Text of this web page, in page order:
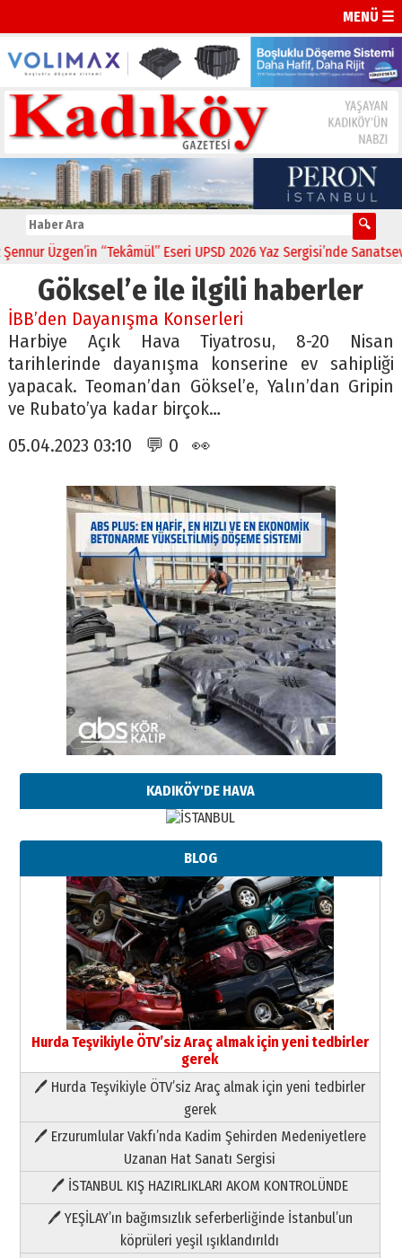
MENÜ ☰
Üzgen’in “Tekâmül” Eseri UPSD 2026 Yaz Sergisi’nde
Göksel’e ile ilgili haberler
İBB’den Dayanışma Konserleri
Harbiye Açık Hava Tiyatrosu, 8-20 Nisan
tarihlerinde dayanışma konserine ev sahipliği
yapacak. Teoman’dan Göksel’e, Yalın’dan Gripin
ve Rubato’ya kadar birçok…
05.04.2023 03:10 💬 0 👀
KADIKÖY'DE HAVA
BLOG
Hurda Teşvikiyle ÖTV’siz Araç almak için yeni tedbirler
gerek
🖊 Hurda Teşvikiyle ÖTV’siz Araç almak için yeni tedbirler
gerek
🖊 Erzurumlular Vakfı’nda Kadim Şehirden Medeniyetlere
Uzanan Hat Sanatı Sergisi
🖊 İSTANBUL KIŞ HAZIRLIKLARI AKOM KONTROLÜNDE
🖊 YEŞİLAY’ın bağımsızlık seferberliğinde İstanbul’un
köprüleri yeşil ışıklandırıldı
Paranın Aile Kültüründeki Yeri
03 Ağustos 2026 Pazartesi
Yıldırım Gündoğdu
HAVVA’NIN ÜÇ KIZI
09 Temmuz 2026 Perşembe